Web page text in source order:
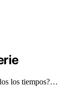
los tiempos?…